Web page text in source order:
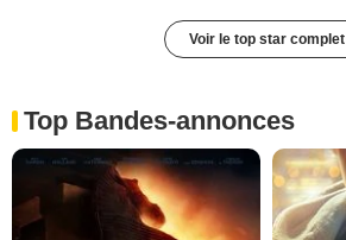
Voir le top star complet
Top Bandes-annonces